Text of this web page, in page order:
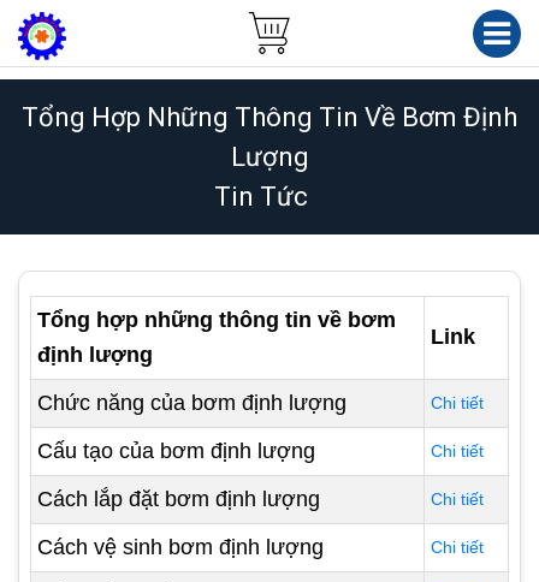
Tổng Hợp Những Thông Tin Về Bơm Định
Lượng
Tin Tức
Tổng hợp những thông tin về bơm
định lượng
Link
Chức năng của bơm định lượng Chi tiết
Cấu tạo của bơm định lượng Chi tiết
Cách lắp đặt bơm định lượng Chi tiết
Cách vệ sinh bơm định lượng Chi tiết